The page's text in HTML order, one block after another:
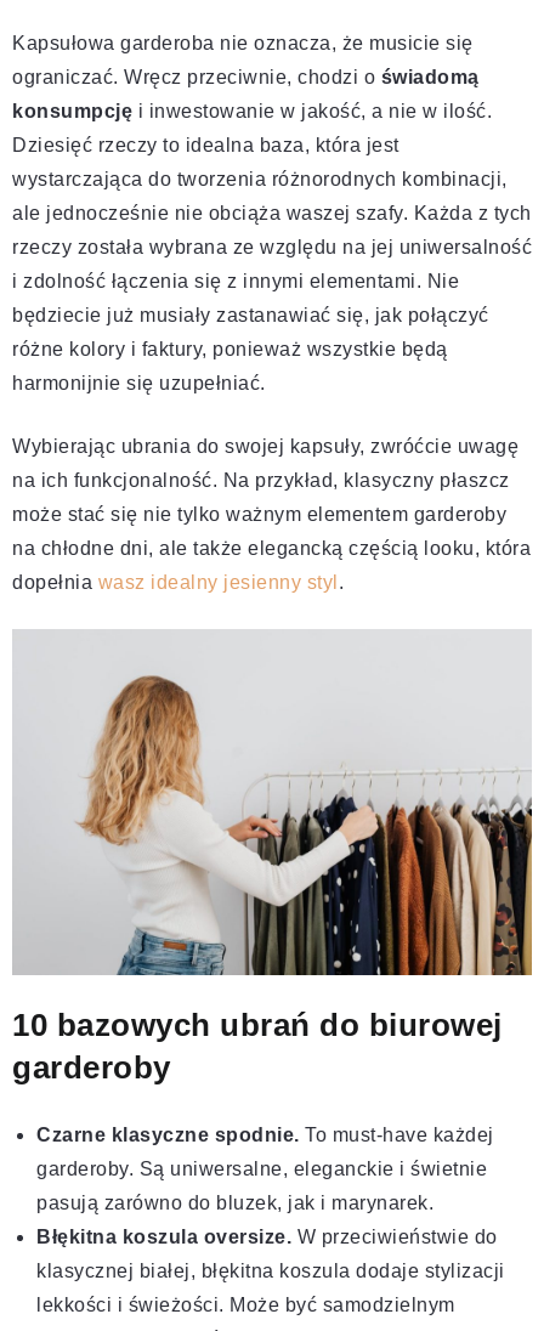
Kapsułowa garderoba nie oznacza, że musicie się
ograniczać. Wręcz przeciwnie, chodzi o świadomą
konsumpcję i inwestowanie w jakość, a nie w ilość.
Dziesięć rzeczy to idealna baza, która jest
wystarczająca do tworzenia różnorodnych kombinacji,
ale jednocześnie nie obciąża waszej szafy. Każda z tych
rzeczy została wybrana ze względu na jej uniwersalność
i zdolność łączenia się z innymi elementami. Nie
będziecie już musiały zastanawiać się, jak połączyć
różne kolory i faktury, ponieważ wszystkie będą
harmonijnie się uzupełniać.
Wybierając ubrania do swojej kapsuły, zwróćcie uwagę
na ich funkcjonalność. Na przykład, klasyczny płaszcz
może stać się nie tylko ważnym elementem garderoby
na chłodne dni, ale także elegancką częścią looku, która
dopełnia wasz idealny jesienny styl .
10 bazowych ubrań do biurowej
garderoby
Czarne klasyczne spodnie. To must-have każdej
garderoby. Są uniwersalne, eleganckie i świetnie
pasują zarówno do bluzek, jak i marynarek.
Błękitna koszula oversize. W przeciwieństwie do
klasycznej białej, błękitna koszula dodaje stylizacji
lekkości i świeżości. Może być samodzielnym